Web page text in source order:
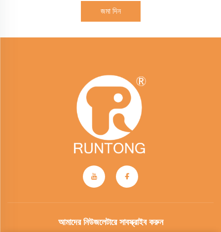
জমা দিন
আমাদের নিউজলেটারে সাবস্ক্রাইব করুন